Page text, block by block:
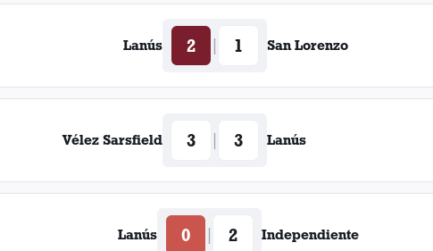
Lanús 2 1 San Lorenzo
Vélez Sarsfield 3 3 Lanús
Lanús 0 2 Independiente